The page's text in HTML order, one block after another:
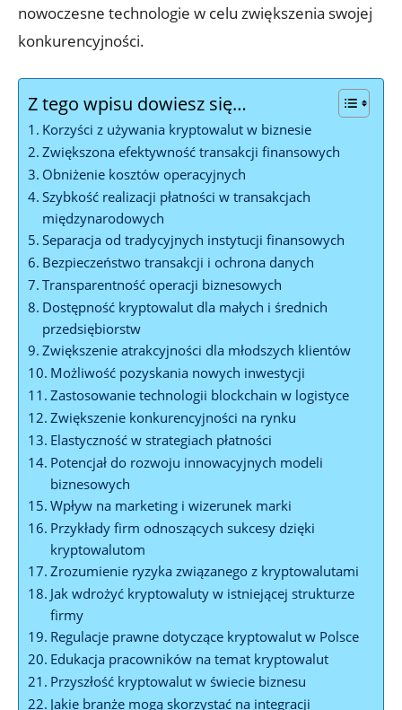
nowoczesne technologie w celu zwiększenia swojej
konkurencyjności.
Z tego wpisu dowiesz się…
Korzyści z używania⁢ kryptowalut w biznesie
Zwiększona efektywność transakcji finansowych
Obniżenie ⁣kosztów operacyjnych
Szybkość ⁢realizacji płatności w transakcjach
⁤międzynarodowych
Separacja‌ od tradycyjnych instytucji‌ finansowych
Bezpieczeństwo‍ transakcji i ochrona danych
Transparentność operacji biznesowych
Dostępność⁣ kryptowalut dla małych i‌ średnich
⁣przedsiębiorstw
Zwiększenie atrakcyjności dla młodszych klientów
Możliwość pozyskania⁣ nowych ⁢inwestycji
Zastosowanie technologii blockchain w logistyce
Zwiększenie ​konkurencyjności na rynku
Elastyczność w strategiach ‍płatności
Potencjał‍ do rozwoju innowacyjnych modeli ​
biznesowych
Wpływ‍ na ‍marketing i wizerunek marki
Przykłady⁣ firm odnoszących sukcesy dzięki
kryptowalutom
Zrozumienie‌ ryzyka związanego z kryptowalutami
Jak wdrożyć kryptowaluty w istniejącej strukturze
firmy
Regulacje prawne dotyczące ⁤kryptowalut w Polsce
Edukacja ‌pracowników na temat kryptowalut
Przyszłość kryptowalut w świecie biznesu
Jakie‌ branże⁢ mogą ‍skorzystać na integracji